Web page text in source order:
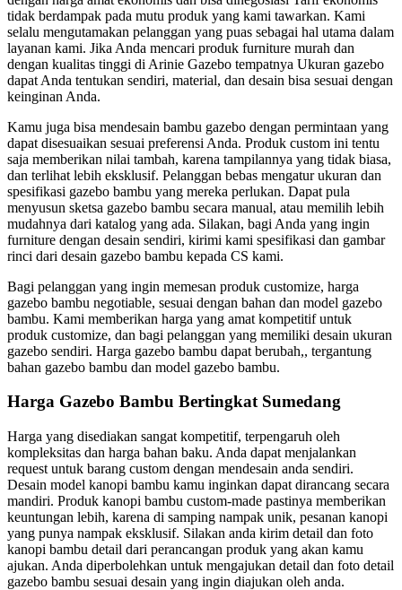
tidak berdampak pada mutu produk yang kami tawarkan. Kami
selalu mengutamakan pelanggan yang puas sebagai hal utama dalam
layanan kami. Jika Anda mencari produk furniture murah dan
dengan kualitas tinggi di Arinie Gazebo tempatnya Ukuran gazebo
dapat Anda tentukan sendiri, material, dan desain bisa sesuai dengan
keinginan Anda.
Kamu juga bisa mendesain bambu gazebo dengan permintaan yang
dapat disesuaikan sesuai preferensi Anda. Produk custom ini tentu
saja memberikan nilai tambah, karena tampilannya yang tidak biasa,
dan terlihat lebih eksklusif. Pelanggan bebas mengatur ukuran dan
spesifikasi gazebo bambu yang mereka perlukan. Dapat pula
menyusun sketsa gazebo bambu secara manual, atau memilih lebih
mudahnya dari katalog yang ada. Silakan, bagi Anda yang ingin
furniture dengan desain sendiri, kirimi kami spesifikasi dan gambar
rinci dari desain gazebo bambu kepada CS kami.
Bagi pelanggan yang ingin memesan produk customize, harga
gazebo bambu negotiable, sesuai dengan bahan dan model gazebo
bambu. Kami memberikan harga yang amat kompetitif untuk
produk customize, dan bagi pelanggan yang memiliki desain ukuran
gazebo sendiri. Harga gazebo bambu dapat berubah,, tergantung
bahan gazebo bambu dan model gazebo bambu.
Harga Gazebo Bambu Bertingkat Sumedang
Harga yang disediakan sangat kompetitif, terpengaruh oleh
kompleksitas dan harga bahan baku. Anda dapat menjalankan
request untuk barang custom dengan mendesain anda sendiri.
Desain model kanopi bambu kamu inginkan dapat dirancang secara
mandiri. Produk kanopi bambu custom-made pastinya memberikan
keuntungan lebih, karena di samping nampak unik, pesanan kanopi
yang punya nampak eksklusif. Silakan anda kirim detail dan foto
kanopi bambu detail dari perancangan produk yang akan kamu
ajukan. Anda diperbolehkan untuk mengajukan detail dan foto detail
gazebo bambu sesuai desain yang ingin diajukan oleh anda.